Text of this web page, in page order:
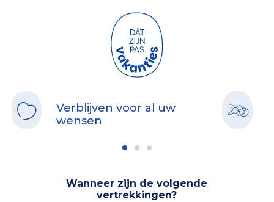
Verblijven voor al uw
wensen
Wanneer zijn de volgende
vertrekkingen?